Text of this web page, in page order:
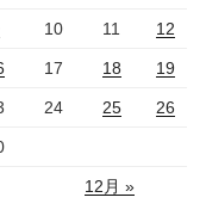
10 11 12
17 18 19
24 25 26
12月 »